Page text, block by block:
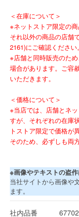
＜在庫について＞
※ネットストア限定の
それ以外の商品の店舗
2161)にご確認ください。
※店舗と同時販売のた
場合があります。ご容
いただきます。
＜価格について＞
※当店では、店舗とネ
すが、それぞれの在庫
トストア限定で価格が
そのため、必ずしも両
※画像やテキストの盗
当社サイトから画像や
ます。
社内品番